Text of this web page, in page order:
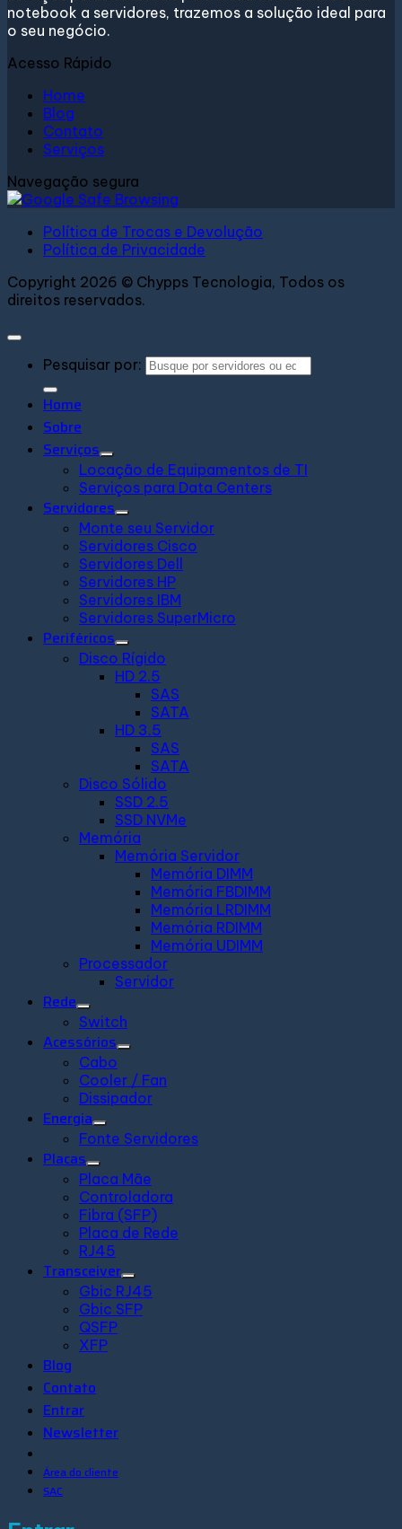
notebook a servidores, trazemos a solução ideal para
o seu negócio.
Acesso Rápido
Home
Blog
Contato
Serviços
Navegação segura
Política de Trocas e Devolução
Política de Privacidade
Copyright 2026 © Chypps Tecnologia, Todos os
direitos reservados.
Pesquisar por:
Home
Sobre
Serviços
Locação de Equipamentos de TI
Serviços para Data Centers
Servidores
Monte seu Servidor
Servidores Cisco
Servidores Dell
Servidores HP
Servidores IBM
Servidores SuperMicro
Periféricos
Disco Rígido
HD 2.5
SAS
SATA
HD 3.5
SAS
SATA
Disco Sólido
SSD 2.5
SSD NVMe
Memória
Memória Servidor
Memória DIMM
Memória FBDIMM
Memória LRDIMM
Memória RDIMM
Memória UDIMM
Processador
Servidor
Rede
Switch
Acessórios
Cabo
Cooler / Fan
Dissipador
Energia
Fonte Servidores
Placas
Placa Mãe
Controladora
Fibra (SFP)
Placa de Rede
RJ45
Transceiver
Gbic RJ45
Gbic SFP
QSFP
XFP
Blog
Contato
Entrar
Newsletter
Área do cliente
SAC